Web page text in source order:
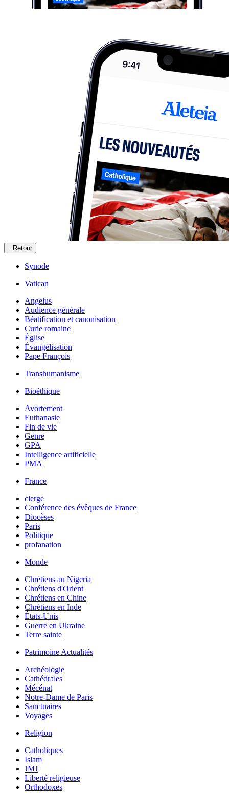
Retour
Synode
Vatican
Angelus
Audience générale
Béatification et canonisation
Curie romaine
Église
Évangélisation
Pape François
Transhumanisme
Bioéthique
Avortement
Euthanasie
Fin de vie
Genre
GPA
Intelligence artificielle
PMA
France
clerge
Conférence des évêques de France
Diocèses
Paris
Politique
profanation
Monde
Chrétiens au Nigeria
Chrétiens d'Orient
Chrétiens en Chine
Chrétiens en Inde
États-Unis
Guerre en Ukraine
Terre sainte
Patrimoine Actualités
Archéologie
Cathédrales
Mécénat
Notre-Dame de Paris
Sanctuaires
Voyages
Religion
Catholiques
Islam
JMJ
Liberté religieuse
Orthodoxes